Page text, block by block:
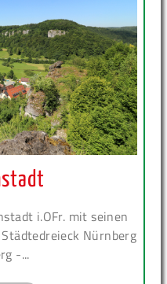
i.OFr. mit seinen
Nürnberg
-...